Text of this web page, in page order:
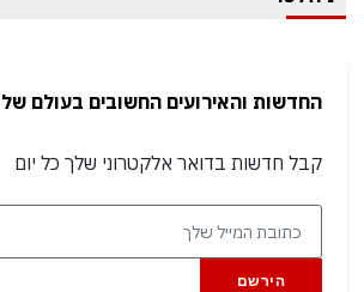
החדשות והאירועים החשובים בעולם של
קבל חדשות בדואר אלקטרוני שלך כל יום
הירשם